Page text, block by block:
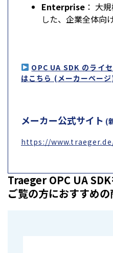
Enterprise ： 大
した、企業全体向
OPC UA SDK のライ
はこちら (メーカーペー
メーカー公式サイト (
https://
Traeger OPC UA SDK
ご覧の方におすすめ